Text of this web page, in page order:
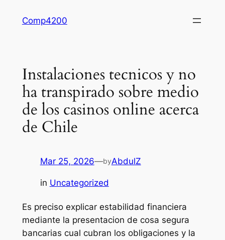
Comp4200
Instalaciones tecnicos y no
ha transpirado sobre medio
de los casinos online acerca
de Chile
Mar 25, 2026—byAbdulZ
in Uncategorized
Es preciso explicar estabilidad financiera
mediante la presentacion de cosa segura
bancarias cual cubran los obligaciones y la